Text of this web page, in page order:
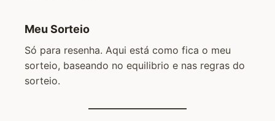
Meu Sorteio
Só para resenha. Aqui está como fica o meu
sorteio, baseando no equilibrio e nas regras do
sorteio.